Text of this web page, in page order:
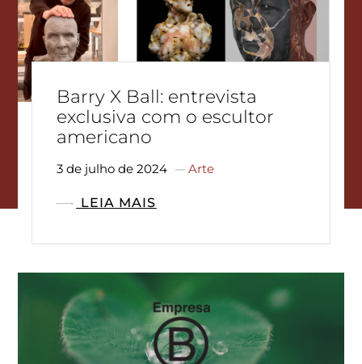
Barry X Ball: entrevista
exclusiva com o escultor
americano
3 de julho de 2024 Arte
LEIA MAIS